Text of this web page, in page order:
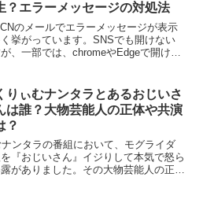
？エラーメッセージの対処法
のメールでエラーメッセージが表示
挙がっています。SNSでも開けない
、一部では、chromeやEdgeで開け
りぃむナンタラとあるおじいさ
は誰？大物芸能人の正体や共演
？
ンタラの番組において、モグライダ
『おじいさん』イジりして本気で怒ら
がありました。その大物芸能人の正体